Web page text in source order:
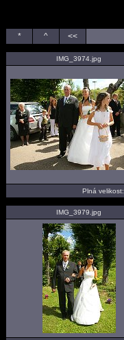
* ^ <<
IMG_3974.jpg
Plná velikost:
IMG_3979.jpg